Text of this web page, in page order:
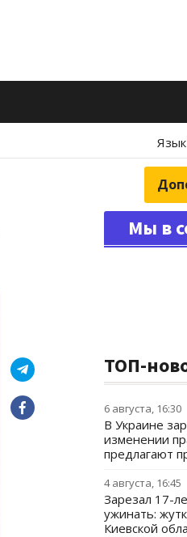
Язык
Мы в
ТОП-
6 августа, 16:30
В Украине
изменении
предлагают
4 августа, 16:45
Зарезал 17-
ужинать:
Киевской